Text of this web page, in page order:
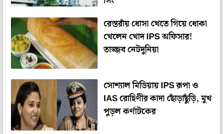
রেস্তরাঁয় ধোসা খেতে গিয়ে ধোকা
খেলেন খোদ IPS অফিসার!
তাজ্জব নেটদুনিয়া
সোশ্যাল মিডিয়ায় IPS রূপা ও
IAS রোহিণীর কাদা ছোঁড়াছুঁড়ি, মুখ
পুড়ল কর্ণাটকের